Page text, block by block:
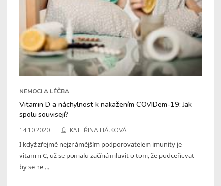
NEMOCI A LÉČBA
Vitamin D a náchylnost k nakažením COVIDem-19: Jak
spolu souvisejí?
14.10.2020 KATEŘINA HÁJKOVÁ
I když zřejmě nejznámějším podporovatelem imunity je
vitamin C, už se pomalu začíná mluvit o tom, že podceňovat
by se ne ...